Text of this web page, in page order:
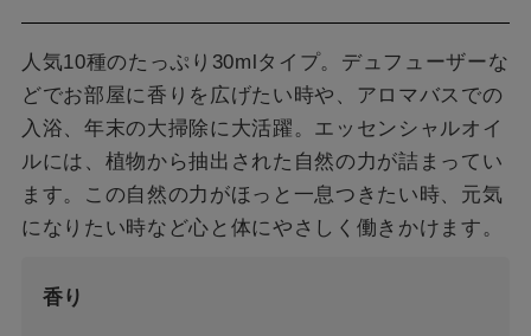
人気10種のたっぷり30mlタイプ。デュフューザーな
どでお部屋に香りを広げたい時や、アロマバスでの
入浴、年末の大掃除に大活躍。エッセンシャルオイ
ルには、植物から抽出された自然の力が詰まってい
ます。この自然の力がほっと一息つきたい時、元気
になりたい時など心と体にやさしく働きかけます。
香り